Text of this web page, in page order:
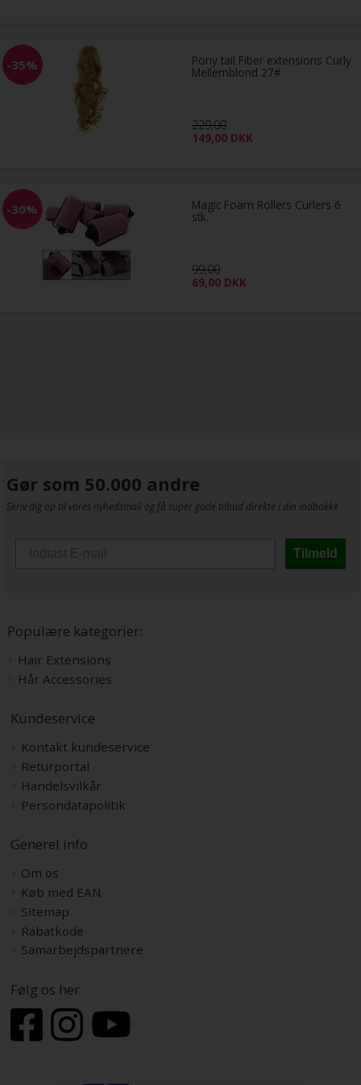
-35% Pony tail Fiber extensions Curly
Mellemblond 27#
229,00
149,00 DKK
-30% Magic Foam Rollers Curlers 6
stk.
99,00
69,00 DKK
Gør som 50.000 andre
Skriv dig op til vores nyhedsmail og få super gode tilbud direkte i din indbakke
Tilmeld
Populære kategorier:
Hair Extensions
Hår Accessories
Kundeservice
Kontakt kundeservice
Returportal
Handelsvilkår
Persondatapolitik
Generel info
Om os
Køb med EAN
Sitemap
Rabatkode
Samarbejdspartnere
Følg os her